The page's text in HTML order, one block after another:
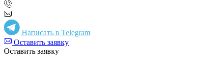
Написать в Telegram
Оставить заявку
Оставить заявку